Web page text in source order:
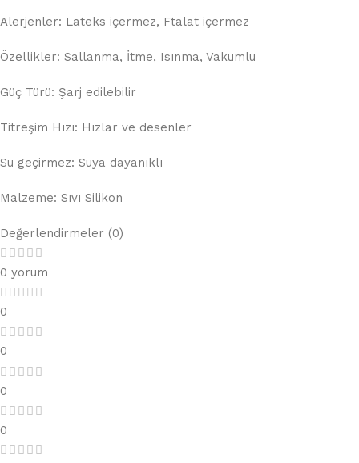
Alerjenler: Lateks içermez, Ftalat içermez
Özellikler: Sallanma, İtme, Isınma, Vakumlu
Güç Türü: Şarj edilebilir
Titreşim Hızı: Hızlar ve desenler
Su geçirmez: Suya dayanıklı
Malzeme: Sıvı Silikon
Değerlendirmeler (0)
0 yorum
0
0
0
0